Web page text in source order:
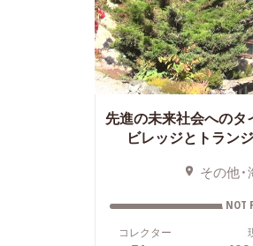
先進の未来社会へのタ
ビレッジとトラン
その他
NOT
コレクター